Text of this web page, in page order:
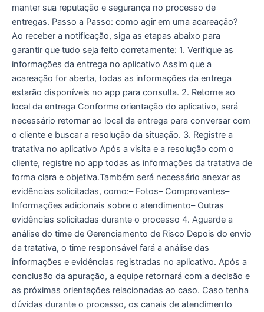
manter sua reputação e segurança no processo de
entregas. Passo a Passo: como agir em uma acareação?
Ao receber a notificação, siga as etapas abaixo para
garantir que tudo seja feito corretamente: 1. Verifique as
informações da entrega no aplicativo Assim que a
acareação for aberta, todas as informações da entrega
estarão disponíveis no app para consulta. 2. Retorne ao
local da entrega Conforme orientação do aplicativo, será
necessário retornar ao local da entrega para conversar com
o cliente e buscar a resolução da situação. 3. Registre a
tratativa no aplicativo Após a visita e a resolução com o
cliente, registre no app todas as informações da tratativa de
forma clara e objetiva.Também será necessário anexar as
evidências solicitadas, como:– Fotos– Comprovantes–
Informações adicionais sobre o atendimento– Outras
evidências solicitadas durante o processo 4. Aguarde a
análise do time de Gerenciamento de Risco Depois do envio
da tratativa, o time responsável fará a análise das
informações e evidências registradas no aplicativo. Após a
conclusão da apuração, a equipe retornará com a decisão e
as próximas orientações relacionadas ao caso. Caso tenha
dúvidas durante o processo, os canais de atendimento